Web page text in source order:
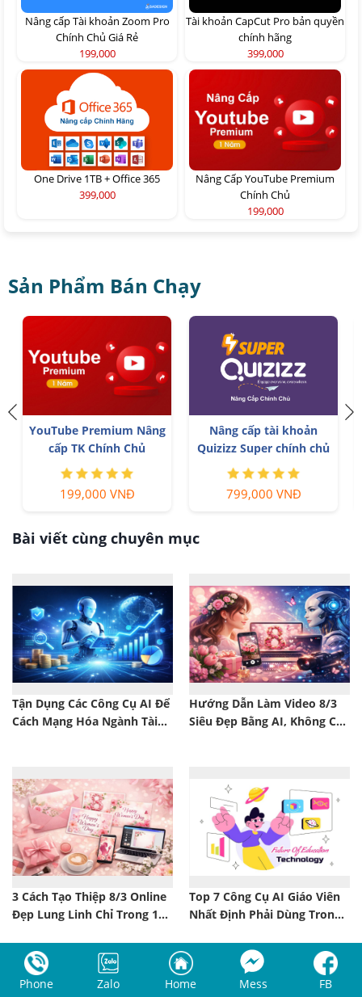
Nâng cấp Tài khoản Zoom Pro
Chính Chủ Giá Rẻ
199,000
Tài khoản CapCut Pro bản quyền
chính hãng
399,000
One Drive 1TB + Office 365
399,000
Nâng Cấp YouTube Premium
Chính Chủ
199,000
Sản Phẩm Bán Chạy
YouTube Premium Nâng
cấp TK Chính Chủ
199,000 VNĐ
Nâng cấp tài khoản
Quizizz Super chính chủ
799,000 VNĐ
Bài viết cùng chuyên mục
Tận Dụng Các Công Cụ AI Để
Cách Mạng Hóa Ngành Tài
Hướng Dẫn Làm Video 8/3
Siêu Đẹp Bằng AI, Không Cần
3 Cách Tạo Thiệp 8/3 Online
Đẹp Lung Linh Chỉ Trong 1
Top 7 Công Cụ AI Giáo Viên
Nhất Định Phải Dùng Trong
Tính Năng Cửa Hàng
Phone Zalo Home Mess FB